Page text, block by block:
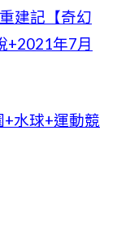
建記【奇幻
+2021年7月
水球+運動競